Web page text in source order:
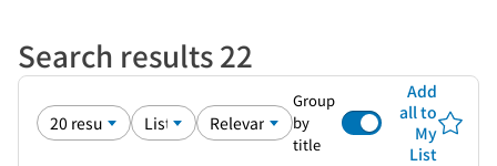
Search results 22
Group
by
title
Add
all to
My
List